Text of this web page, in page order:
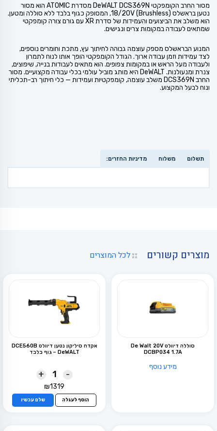
מסור החרב הקומפקטי DeWALT DCS369N מסדרת ATOMIC הוא מסור
נטען בראשלס (Brushless) 18/20V, המסופק כגוף בלבד ללא סוללה ומטען.
הוא משלב את הביצועים והעמידות של סדרת XR עם גורם צורה קומפקטי
שמתאים לעבודה במקומות צרים ונגישים.
המנוע הבראשלס מספק עוצמה גבוהה לחיתוך עץ, מתכת וחומרים נוספים,
לצד עמידות וזמן עבודה ארוך. הגודל הקומפקטי הופך אותו לנוח לתמרון
ולעבודה מעל הראש או במקומות צפופים. הוא מתאים לעבודות בנייה, שיפוצים,
צנרת ומנעולנות. DeWALT היא מותג מוביל עולמי בכלי עבודה מקצועיים. מסור
החרב DCS369N משלב עוצמה, קומפקטיות ועמידות — כלי חיתוך רב-תכליתי
ונוח לבעל המקצוע.
תשלום משלוח מדיניות החזרים:
מוצרים קשורים לכל המוצרים
סוללה דיוולט De Walt 20V
DCBP034 1.7A
מידע נוסף
אקדח סיליקון נטען דיוולט DCE560B
DeWALT – גוף בלבד
-
+
₪1319
הוסף לעגלה שלם עכשיו